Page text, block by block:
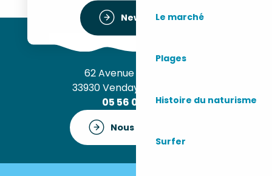
Le marché
Plages
Histoire du naturisme
Surfer
Newsletter
62 Avenue de l’Océan
33930 Vendays-Montalivet
05 56 09 30 12
Nous contacter